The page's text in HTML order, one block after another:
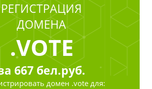
РЕГИСТРАЦИЯ
ДОМЕНА
.VOTE
667бел.руб.
домен .vote для: